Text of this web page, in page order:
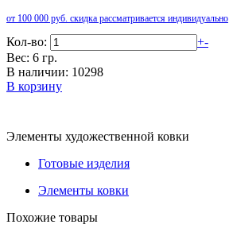
от 100 000 руб. скидка рассматривается индивидуально
Кол-во: +-
Вес: 6 гр.
В наличии: 10298
В корзину
Элементы художественной ковки
Готовые изделия
Элементы ковки
Похожие товары